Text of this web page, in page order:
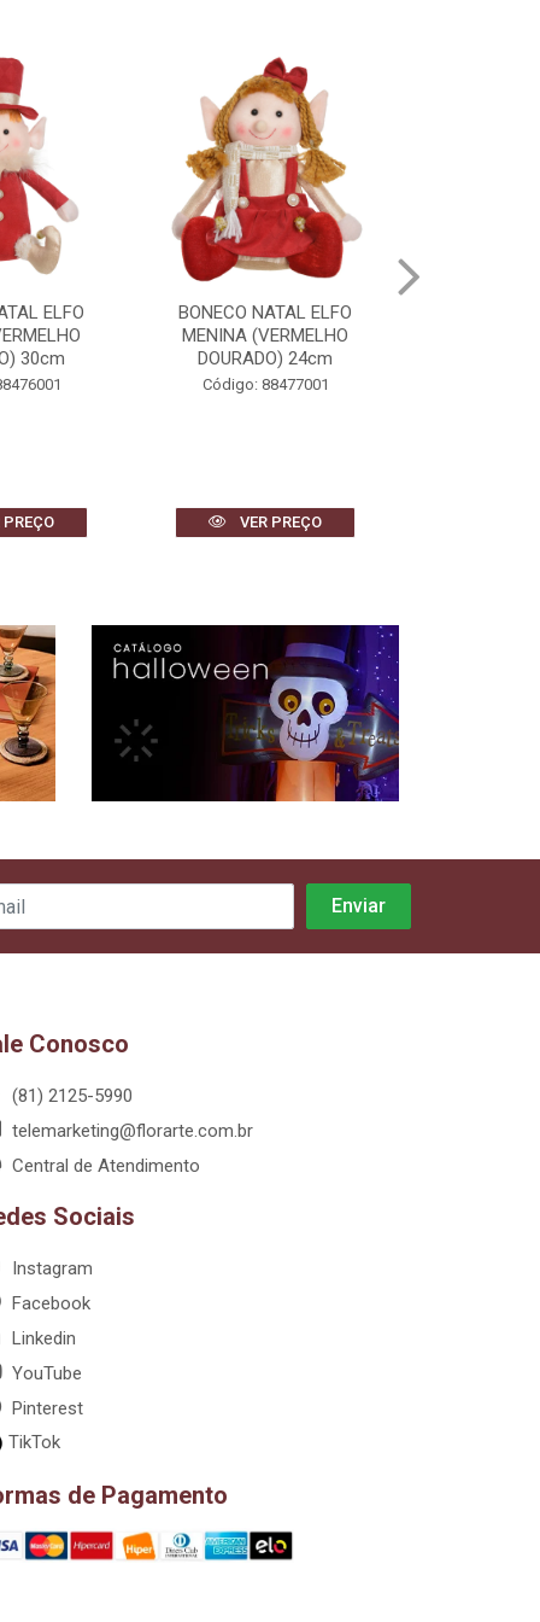
ELFO
24cm
PREÇO
BONECO NATAL PAPAI NOEL
(VERMELHO DOURADO)
38cm
Código: 88491001
VER PREÇO
Conosco
(81) 2125-5990
telemarketing@florarte.com.br
Central de Atendimento
Sociais
Instagram
Facebook
Linkedin
YouTube
Pinterest
TikTok
de Pagamento